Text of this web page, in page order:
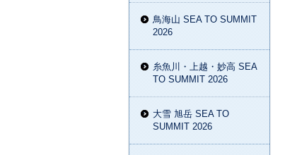
鳥海山 SEA TO SUMMIT
2026
糸魚川・上越・妙高 SEA
TO SUMMIT 2026
大雪 旭岳 SEA TO
SUMMIT 2026